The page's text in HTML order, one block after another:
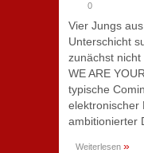
0
Vier Jungs
Unterschicht
zunächst
WE ARE
typische
elektronischer
ambitionierter
Weiterlesen »